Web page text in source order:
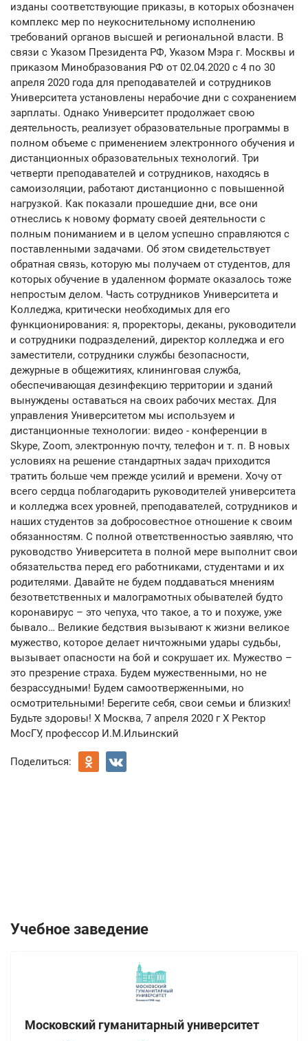
изданы соответствующие приказы, в которых обозначен
комплекс мер по неукоснительному исполнению
требований органов высшей и региональной власти. В
связи с Указом Президента РФ, Указом Мэра г. Москвы и
приказом Минобразования РФ от 02.04.2020 с 4 по 30
апреля 2020 года для преподавателей и сотрудников
Университета установлены нерабочие дни с сохранением
зарплаты. Однако Университет продолжает свою
деятельность, реализует образовательные программы в
полном объеме с применением электронного обучения и
дистанционных образовательных технологий. Три
четверти преподавателей и сотрудников, находясь в
самоизоляции, работают дистанционно с повышенной
нагрузкой. Как показали прошедшие дни, все они
отнеслись к новому формату своей деятельности с
полным пониманием и в целом успешно справляются с
поставленными задачами. Об этом свидетельствует
обратная связь, которую мы получаем от студентов, для
которых обучение в удаленном формате оказалось тоже
непростым делом. Часть сотрудников Университета и
Колледжа, критически необходимых для его
функционирования: я, проректоры, деканы, руководители
и сотрудники подразделений, директор колледжа и его
заместители, сотрудники службы безопасности,
дежурные в общежитиях, клининговая служба,
обеспечивающая дезинфекцию территории и зданий
вынуждены оставаться на своих рабочих местах. Для
управления Университетом мы используем и
дистанционные технологии: видео - конференции в
Skype, Zoom, электронную почту, телефон и т. п. В новых
условиях на решение стандартных задач приходится
тратить больше чем прежде усилий и времени. Хочу от
всего сердца поблагодарить руководителей университета
и колледжа всех уровней, преподавателей, сотрудников и
наших студентов за добросовестное отношение к своим
обязанностям. С полной ответственностью заявляю, что
руководство Университета в полной мере выполнит свои
обязательства перед его работниками, студентами и их
родителями. Давайте не будем поддаваться мнениям
безответственных и малограмотных обывателей будто
коронавирус – это чепуха, что такое, а то и похуже, уже
бывало… Великие бедствия вызывают к жизни великое
мужество, которое делает ничтожными удары судьбы,
вызывает опасности на бой и сокрушает их. Мужество –
это презрение страха. Будем мужественными, но не
безрассудными! Будем самоотверженными, но
осмотрительными! Берегите себя, свои семьи и близких!
Будьте здоровы! X Москва, 7 апреля 2020 г X Ректор
МосГУ, профессор И.М.Ильинский
Поделиться:
Учебное заведение
Московский гуманитарный университет